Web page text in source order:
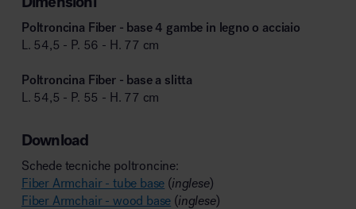
Poltroncina Fiber - base 4 gambe in legno o acciaio
L. 54,5 - P. 56 - H. 77 cm
Poltroncina Fiber - base a slitta
L. 54,5 - P. 55 - H. 77 cm
Download
Schede tecniche poltroncine:
Fiber Armchair - tube base (inglese)
Fiber Armchair - wood base (inglese)